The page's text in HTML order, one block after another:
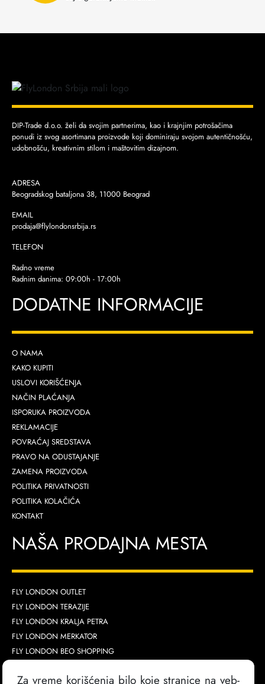
DIP-Trade d.o.o. želi da svojim partnerima, kao i krajnjim potrošačima
ponudi iz svog asortimana proizvode koji dominiraju svojom autentičnošću,
udobnošću, kreativnim stilom i maštovitim dizajnom.
ADRESA
Beogradskog bataljona 38, 11000 Beograd
EMAIL
prodaja@flylondonsrbija.rs
TELEFON
Radno vreme
Radnim danima: 09:00h - 17:00h
DODATNE INFORMACIJE
O NAMA
KAKO KUPITI
USLOVI KORIŠĆENJA
NAČIN PLAĆANJA
ISPORUKA PROIZVODA
REKLAMACIJE
POVRAĆAJ SREDSTAVA
PRAVO NA ODUSTAJANJE
ZAMENA PROIZVODA
POLITIKA PRIVATNOSTI
POLITIKA KOLAČIĆA
KONTAKT
NAŠA PRODAJNA MESTA
FLY LONDON OUTLET
FLY LONDON TERAZIJE
FLY LONDON KRALJA PETRA
FLY LONDON MERKATOR
FLY LONDON BEO SHOPPING
FLY LONDON GALERIJA
Za vreme korišćenja bilo koje stranice na veb-